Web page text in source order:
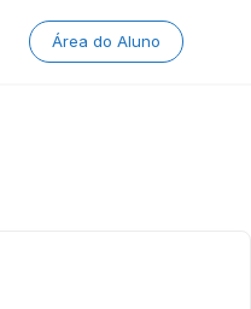
Área do Aluno